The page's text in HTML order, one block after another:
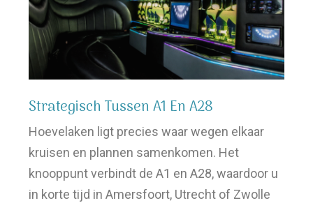
Strategisch Tussen A1 En A28
Hoevelaken ligt precies waar wegen elkaar
kruisen en plannen samenkomen. Het
knooppunt verbindt de A1 en A28, waardoor u
in korte tijd in Amersfoort, Utrecht of Zwolle